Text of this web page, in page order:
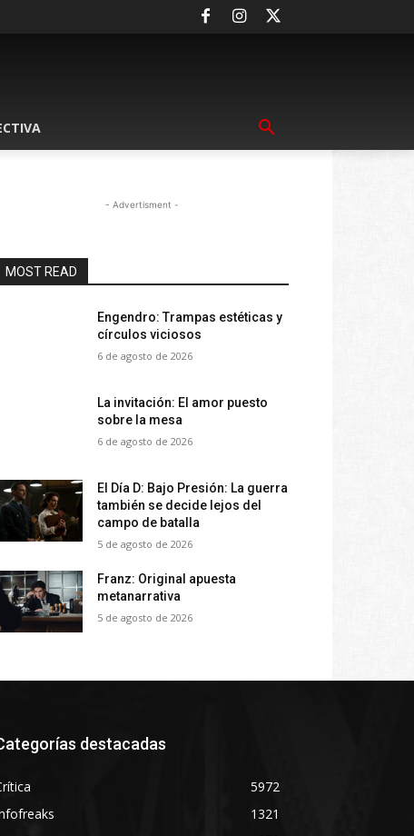
- Advertisment -
MOST READ
Engendro: Trampas estéticas y
círculos viciosos
6 de agosto de 2026
La invitación: El amor puesto
sobre la mesa
6 de agosto de 2026
El Día D: Bajo Presión: La guerra
también se decide lejos del
campo de batalla
5 de agosto de 2026
Franz: Original apuesta
metanarrativa
5 de agosto de 2026
destacadas
5972
1321